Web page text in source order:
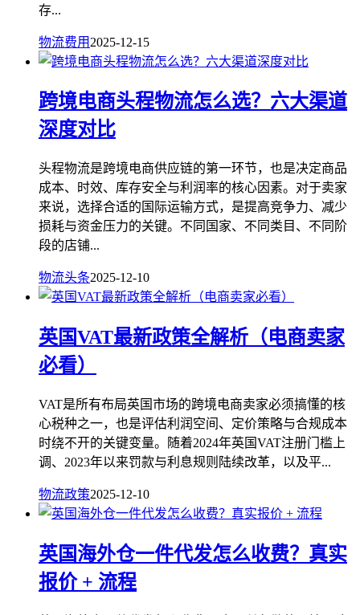
存...
物流费用 2025-12-15
跨境电商头程物流怎么选？六大渠道
深度对比
头程物流是跨境电商供应链的第一环节，也是决定商品
成本、时效、库存安全与利润率的核心因素。对于卖家
来说，选择合适的国际运输方式，是提高竞争力、减少
损耗与资金压力的关键。不同国家、不同类目、不同阶
段的店铺...
物流头条2025-12-10
英国VAT最新政策全解析（电商卖家
必看）
VAT是所有布局英国市场的跨境电商卖家必须搞懂的核
心税种之一，也是评估利润空间、定价策略与合规成本
时绕不开的关键变量。随着2024年英国VAT注册门槛上
调、2023年以来罚款与利息规则陆续改革，以及平...
物流政策2025-12-10
英国海外仓一件代发怎么收费？真实
报价 + 流程